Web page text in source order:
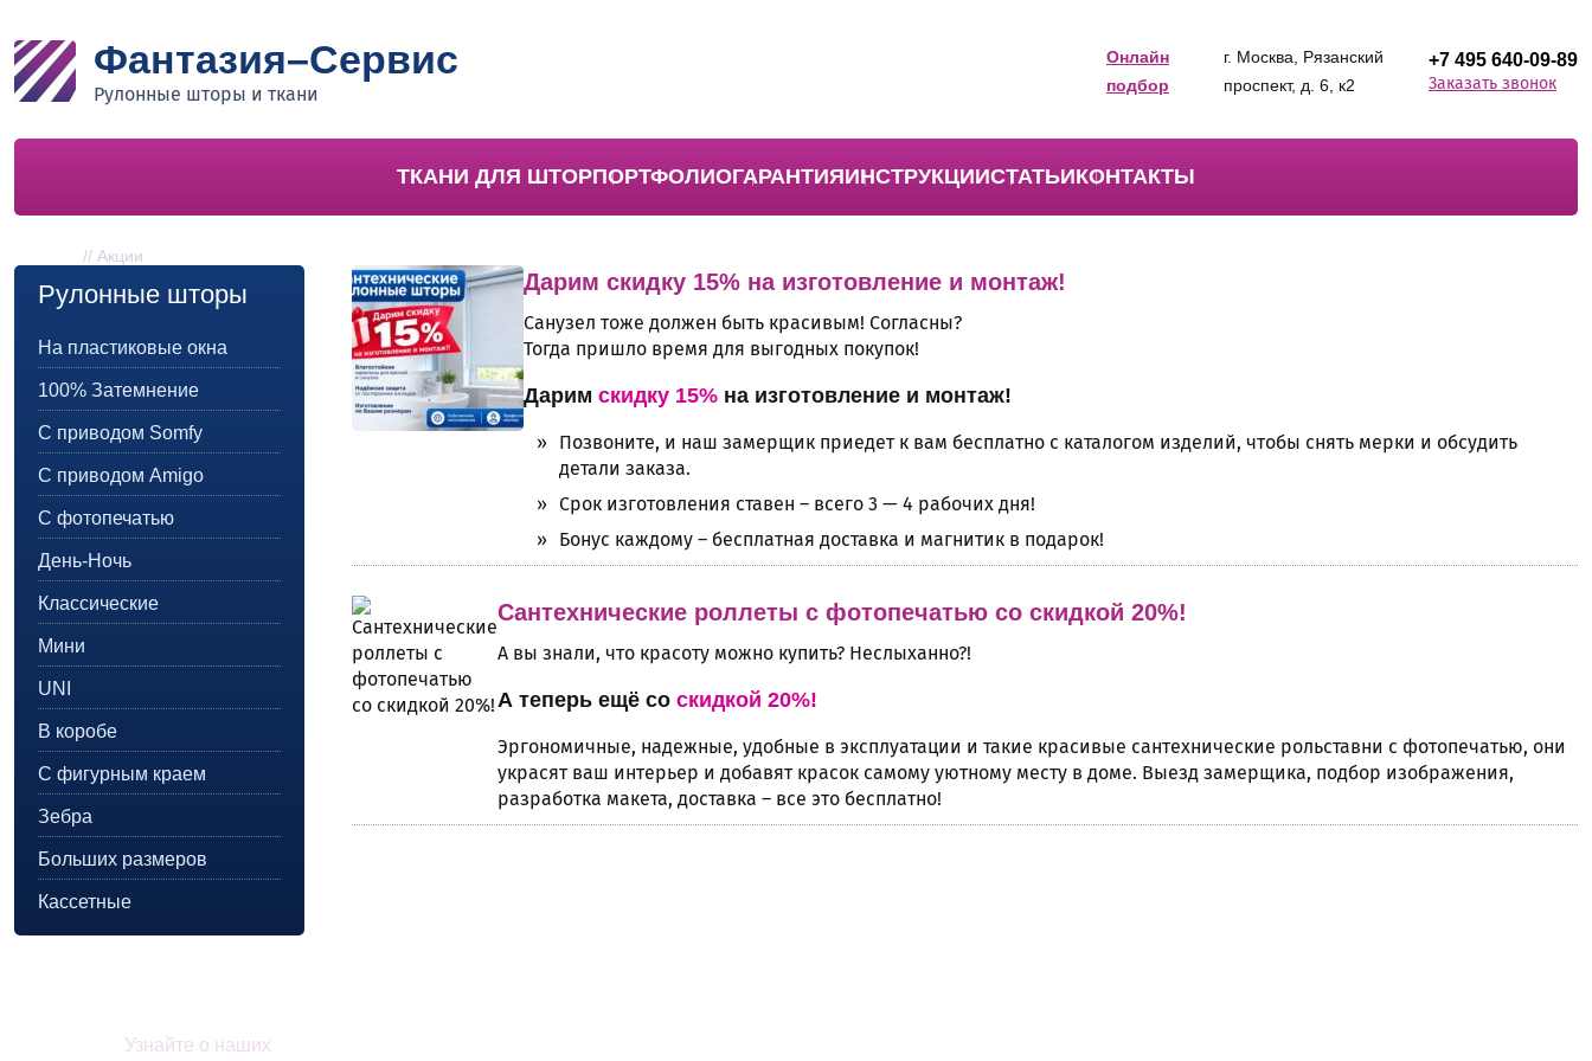
Фантазия–Сервис
Рулонные шторы и ткани
Онлайн
подбор
г. Москва, Рязанский
проспект, д. 6, к2
+7 495 640-09-89
Заказать звонок
ТКАНИ ДЛЯ ШТОРПОРТФОЛИОГАРАНТИЯИНСТРУКЦИИСТАТЬИКОНТАКТЫ
Акции
// Акции
Рулонные шторы
На пластиковые окна
100% Затемнение
С приводом Somfy
С приводом Amigo
С фотопечатью
День-Ночь
Классические
Мини
UNI
В коробе
С фигурным краем
Зебра
Больших размеров
Кассетные
Узнайте о наших
Дарим скидку 15% на изготовление и монтаж!
Санузел тоже должен быть красивым! Согласны?
Тогда пришло время для выгодных покупок!
Дарим скидку 15% на изготовление и монтаж!
Позвоните, и наш замерщик приедет к вам бесплатно с каталогом изделий, чтобы снять мерки и обсудить
детали заказа.
Срок изготовления ставен – всего 3 — 4 рабочих дня!
Бонус каждому – бесплатная доставка и магнитик в подарок!
Сантехнические роллеты с фотопечатью со скидкой 20%!
А вы знали, что красоту можно купить? Неслыханно?!
А теперь ещё со скидкой 20%!
Эргономичные, надежные, удобные в эксплуатации и такие красивые сантехнические рольставни с фотопечатью, они
украсят ваш интерьер и добавят красок самому уютному месту в доме. Выезд замерщика, подбор изображения,
разработка макета, доставка – все это бесплатно!